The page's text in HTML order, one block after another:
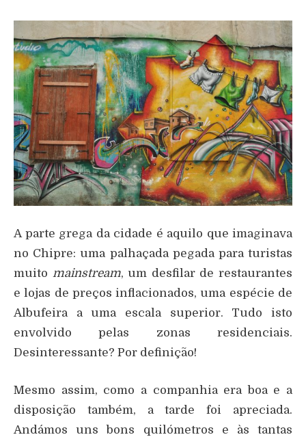
A parte grega da cidade é aquilo que imaginava
no Chipre: uma palhaçada pegada para turistas
muito mainstream, um desfilar de restaurantes
e lojas de preços inflacionados, uma espécie de
Albufeira a uma escala superior. Tudo isto
envolvido pelas zonas residenciais.
Desinteressante? Por definição!
Mesmo assim, como a companhia era boa e a
disposição também, a tarde foi apreciada.
Andámos uns bons quilómetros e às tantas